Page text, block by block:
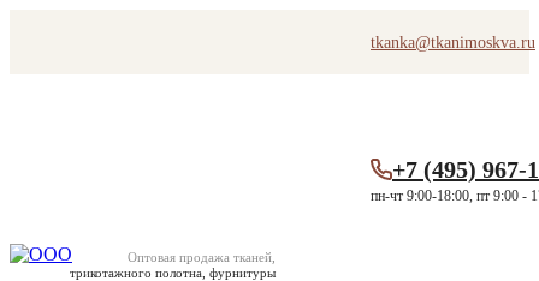
tkanka@tkanimoskva.ru
Оптовая продажа тканей,
трикотажного полотна, фурнитуры
+7 (495) 967-
пн-чт 9:00-18:00, пт 9:00 -